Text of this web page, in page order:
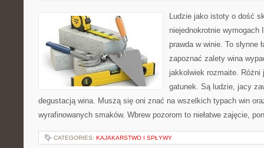
Ludzie jako istoty o dość
niejednokrotnie wymogach
prawda w winie. To słynne
zapoznać zalety wina
jakkolwiek rozmaite.
gatunek. Są ludzie, jacy
degustacją wina. Muszą się oni znać na wszelkich typach win
wyrafinowanych smaków. Wbrew pozorom to niełatwe zajęcie,
CATEGORIES: KAJAKARSTWO I SPŁYWY